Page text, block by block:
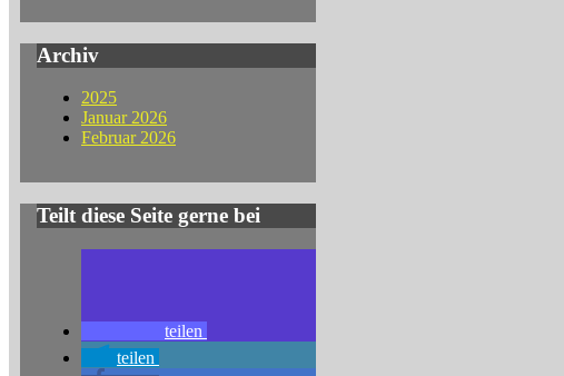
Archiv
2025
Januar 2026
Februar 2026
Teilt diese Seite gerne bei
teilen
teilen